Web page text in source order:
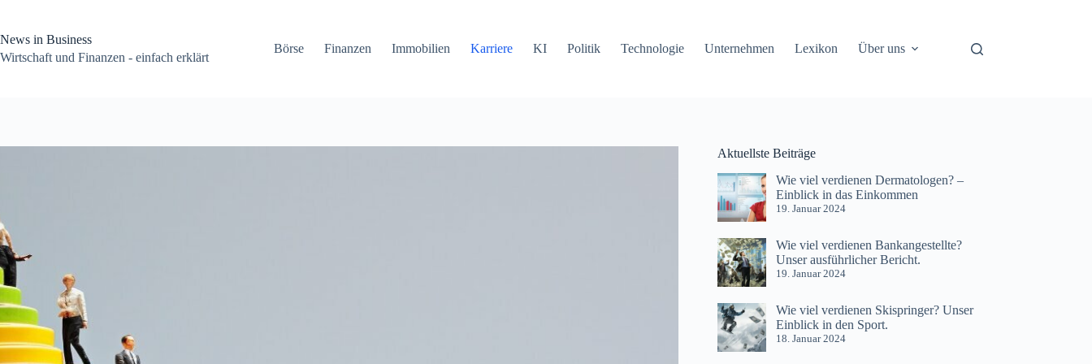
springen
News in Business
Wirtschaft und Finanzen - einfach erklärt
Börse Finanzen Immobilien Karriere KI Politik Technologie Unternehmen Lexikon Über uns
Aktuellste Beiträge
Wie viel verdienen Dermatologen? –
Einblick in das Einkommen
19. Januar 2024
Wie viel verdienen Bankangestellte?
Unser ausführlicher Bericht.
19. Januar 2024
Wie viel verdienen Skispringer? Unser
Einblick in den Sport.
18. Januar 2024